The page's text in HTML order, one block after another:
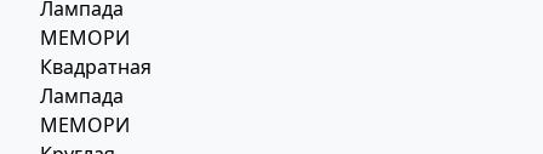
Лампада
МЕМОРИ
Квадратная
Лампада
МЕМОРИ